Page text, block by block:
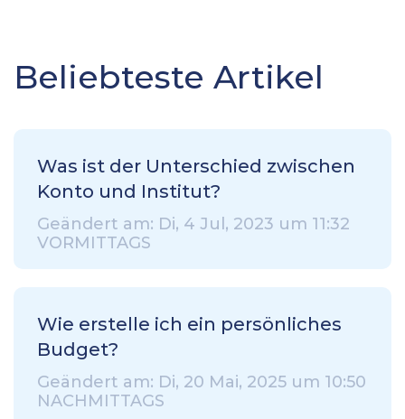
Beliebteste Artikel
Was ist der Unterschied zwischen
Konto und Institut?
Geändert am: Di, 4 Jul, 2023 um 11:32
VORMITTAGS
Wie erstelle ich ein persönliches
Budget?
Geändert am: Di, 20 Mai, 2025 um 10:50
NACHMITTAGS